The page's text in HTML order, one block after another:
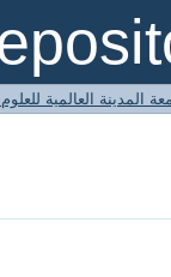
المدينة العالمية